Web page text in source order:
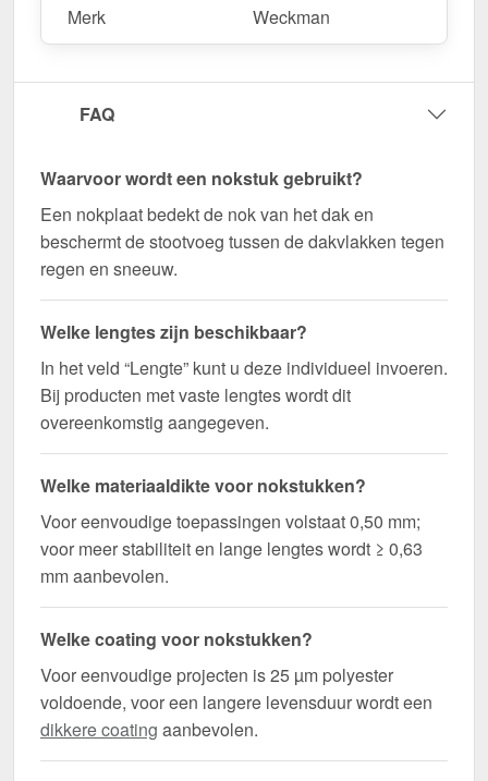
snel geleverd!
nu en profiteer van een snelle levering!
Merk Weckman
FAQ
Waarvoor wordt een nokstuk gebruikt?
Een nokplaat bedekt de nok van het dak en
beschermt de stootvoeg tussen de dakvlakken tegen
regen en sneeuw.
Welke lengtes zijn beschikbaar?
In het veld “Lengte” kunt u deze individueel invoeren.
Bij producten met vaste lengtes wordt dit
overeenkomstig aangegeven.
Welke materiaaldikte voor nokstukken?
Voor eenvoudige toepassingen volstaat 0,50 mm;
voor meer stabiliteit en lange lengtes wordt ≥ 0,63
mm aanbevolen.
Welke coating voor nokstukken?
Voor eenvoudige projecten is 25 µm polyester
voldoende, voor een langere levensduur wordt een
dikkere coating aanbevolen.